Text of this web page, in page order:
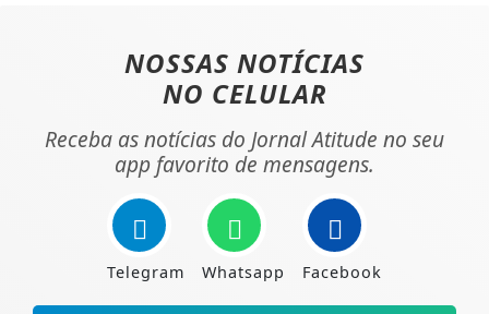
NOSSAS NOTÍCIAS
NO CELULAR
Receba as notícias do Jornal Atitude no seu
app favorito de mensagens.
Telegram Whatsapp Facebook